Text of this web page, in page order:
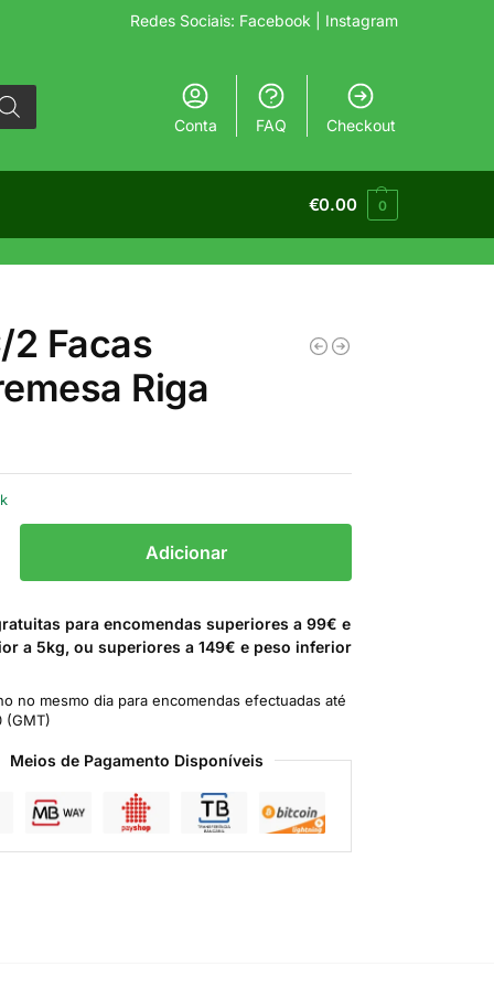
Redes Sociais: Facebook | Instagram
Conta FAQ Checkout
€0.00 0
2 Facas
Riga
Adicionar
para encomendas superiores a 99€ e
a 5kg, ou superiores a 149€ e peso inferior
no mesmo dia para encomendas efectuadas até
(GMT)
Meios de Pagamento Disponíveis